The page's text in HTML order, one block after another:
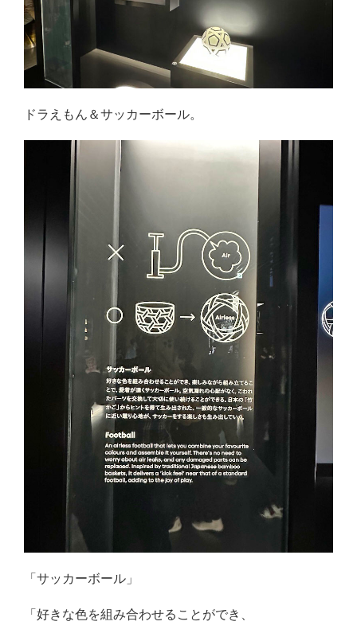
ドラえもん＆サッカーボール。
「サッカーボール」
「好きな色を組み合わせることができ、